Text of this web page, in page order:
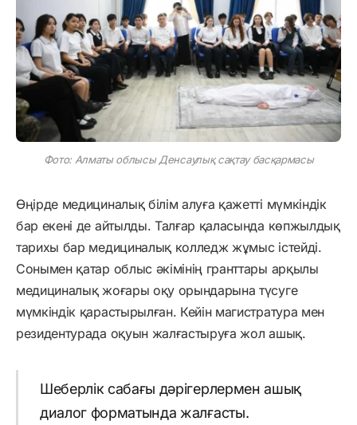
Фото: Алматы облысы Денсаулық сақтау басқармасы
Өңірде медициналық білім алуға қажетті мүмкіндік
бар екені де айтылды. Талғар қаласында көпжылдық
тарихы бар медициналық колледж жұмыс істейді.
Сонымен қатар облыс әкімінің гранттары арқылы
медициналық жоғары оқу орындарына түсуге
мүмкіндік қарастырылған. Кейін магистратура мен
резидентурада оқуын жалғастыруға жол ашық.
Шеберлік сабағы дәрігерлермен ашық
диалог форматында жалғасты.